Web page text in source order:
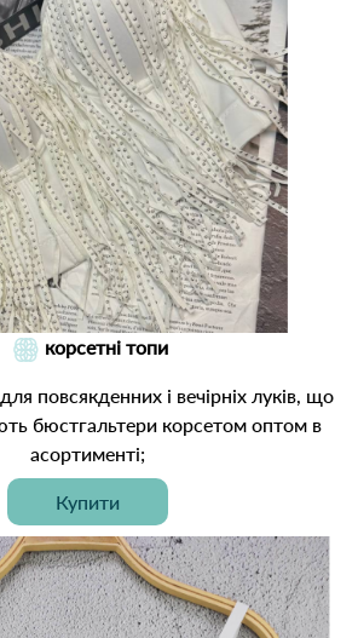
корсетні топи
повсякденних і вечірніх луків, що
бюстгальтери корсетом оптом в
асортименті;
Купити